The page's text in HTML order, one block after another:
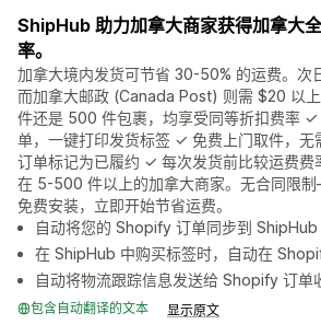
ShipHub 助力加拿大商家获得加拿大
率。
加拿大境内发货可节省 30-50% 的运费。次
而加拿大邮政 (Canada Post) 则需 $20 以
件还是 500 件包裹，均享受同等折扣费率
单，一键打印发货标签 ✓ 免费上门取件，
订单标记为已履约 ✓ 每次发货前比较运费费
在 5-500 件以上的加拿大商家。无合同限
免费安装，立即开始节省运费。
自动将您的 Shopify 订单同步到 ShipHub
在 ShipHub 中购买标签时，自动在
自动将物流跟踪信息发送给 Shopify 订单
包含自动翻译的文本 显示原文